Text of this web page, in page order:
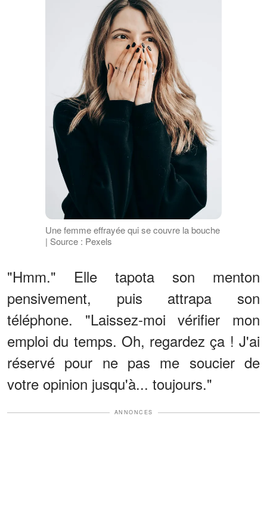
Une femme effrayée qui se couvre la bouche
| Source : Pexels
"Hmm." Elle tapota son menton
pensivement, puis attrapa son
téléphone. "Laissez-moi vérifier mon
emploi du temps. Oh, regardez ça ! J'ai
réservé pour ne pas me soucier de
votre opinion jusqu'à... toujours."
ANNONCES